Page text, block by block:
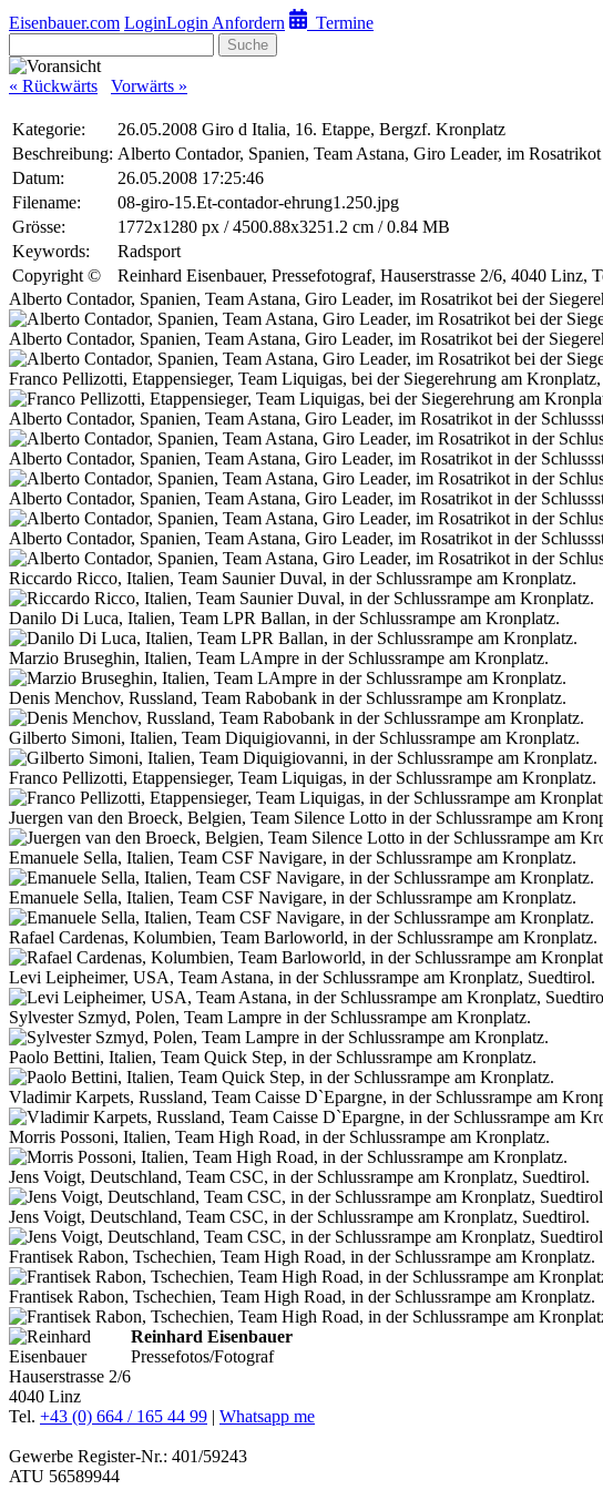
Eisenbauer.com LoginLogin Anfordern Termine
Suche
« Rückwärts Vorwärts »
Kategorie:
26.05.2008 Giro d Italia, 16. Etappe, Bergzf. Kronplatz
Beschreibung: Alberto Contador, Spanien, Team Astana, Giro Leader, im
Datum:
26.05.2008 17:25:46
Filename:
08-giro-15.Et-contador-ehrung1.250.jpg
Grösse:
1772x1280 px / 4500.88x3251.2 cm / 0.84 MB
Keywords:
Radsport
Copyright ©
Reinhard Eisenbauer, Pressefotograf, Hauserstrasse 2/6, 4040
Alberto Contador, Spanien, Team Astana, Giro Leader, im Rosatrikot bei der
Alberto Contador, Spanien, Team Astana, Giro Leader, im Rosatrikot bei der
Franco Pellizotti, Etappensieger, Team Liquigas, bei der Siegerehrung am
Alberto Contador, Spanien, Team Astana, Giro Leader, im Rosatrikot in der
Alberto Contador, Spanien, Team Astana, Giro Leader, im Rosatrikot in der
Alberto Contador, Spanien, Team Astana, Giro Leader, im Rosatrikot in der
Alberto Contador, Spanien, Team Astana, Giro Leader, im Rosatrikot in der
Riccardo Ricco, Italien, Team Saunier Duval, in der Schlussrampe am Kronplatz.
Danilo Di Luca, Italien, Team LPR Ballan, in der Schlussrampe am Kronplatz.
Marzio Bruseghin, Italien, Team LAmpre in der Schlussrampe am Kronplatz.
Denis Menchov, Russland, Team Rabobank in der Schlussrampe am Kronplatz.
Gilberto Simoni, Italien, Team Diquigiovanni, in der Schlussrampe am Kronplatz.
Franco Pellizotti, Etappensieger, Team Liquigas, in der Schlussrampe am Kronplatz.
Juergen van den Broeck, Belgien, Team Silence Lotto in der Schlussrampe am
Emanuele Sella, Italien, Team CSF Navigare, in der Schlussrampe am Kronplatz.
Emanuele Sella, Italien, Team CSF Navigare, in der Schlussrampe am Kronplatz.
Rafael Cardenas, Kolumbien, Team Barloworld, in der Schlussrampe am Kronplatz.
Levi Leipheimer, USA, Team Astana, in der Schlussrampe am Kronplatz, Suedtirol.
Sylvester Szmyd, Polen, Team Lampre in der Schlussrampe am Kronplatz.
Paolo Bettini, Italien, Team Quick Step, in der Schlussrampe am Kronplatz.
Vladimir Karpets, Russland, Team Caisse D`Epargne, in der Schlussrampe am
Morris Possoni, Italien, Team High Road, in der Schlussrampe am Kronplatz.
Jens Voigt, Deutschland, Team CSC, in der Schlussrampe am Kronplatz, Suedtirol.
Jens Voigt, Deutschland, Team CSC, in der Schlussrampe am Kronplatz, Suedtirol.
Frantisek Rabon, Tschechien, Team High Road, in der Schlussrampe am Kronplatz.
Frantisek Rabon, Tschechien, Team High Road, in der Schlussrampe am Kronplatz.
Reinhard Eisenbauer
Pressefotos/Fotograf
Hauserstrasse 2/6
4040 Linz
Tel. +43 (0) 664 / 165 44 99 | Whatsapp me
Gewerbe Register-Nr.: 401/59243
ATU 56589944